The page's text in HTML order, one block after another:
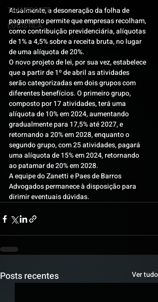
TRANSPORTE
LOGISTICA
Atualmente, a desoneração da folha de
pagamento permite que empresas recolham,
como contribuição previdenciária, alíquotas
de 1% a 4,5% sobre a receita bruta, no lugar
de uma alíquota de 20%.
O novo projeto de lei, por sua vez, estabelece
que a partir de 1º de abril as atividades
serão categorizadas em dois grupos com
diferentes benefícios. O primeiro grupo,
composto por 17 atividades, terá uma
alíquota de 10% em 2024, aumentando
gradualmente para 17,5% até 2027, e
retornando a 20% em 2028, enquanto o
segundo grupo, com 25 atividades, pagará
uma alíquota de 15% em 2024, retornando
ao patamar de 20% em 2028.
A equipe do Zanetti e Paes de Barros
Advogados permanece à disposição para
dirimir eventuais dúvidas.
Posts recentes Ver tudo